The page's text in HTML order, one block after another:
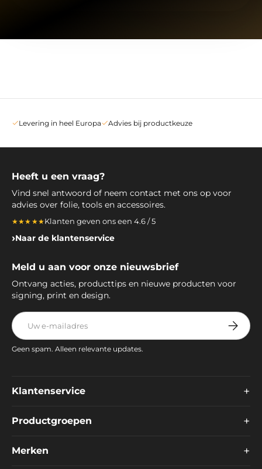
Levering in heel Europa Advies bij productkeuze
Heeft u een vraag?
Vind snel antwoord of neem contact met ons op voor
advies over folie, tools en accessoires.
★★★★★Klanten geven ons een 4.6 / 5
Naar de klantenservice
Meld u aan voor onze nieuwsbrief
Ontvang acties, producttips en nieuwe producten voor
signing, print en design.
E-mailadres
Geen spam. Alleen relevante updates.
Klantenservice +
Productgroepen +
Merken +